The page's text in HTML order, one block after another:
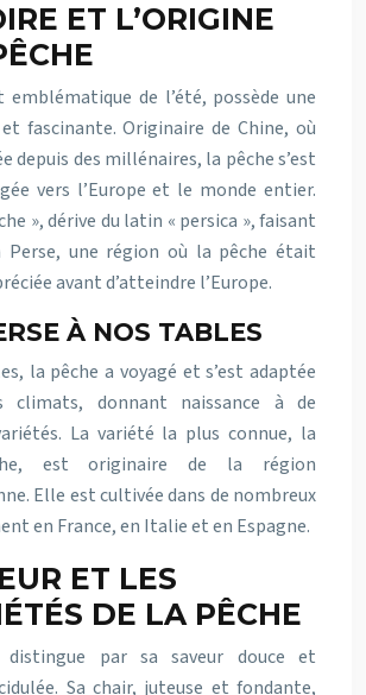
ET L’ORIGINE
emblématique de l’été, possède une
fascinante. Originaire de Chine, où
depuis des millénaires, la pêche s’est
vers l’Europe et le monde entier.
», dérive du latin « persica », faisant
Perse, une région où la pêche était
avant d’atteindre l’Europe.
À NOS TABLES
la pêche a voyagé et s’est adaptée
climats, donnant naissance à de
La variété la plus connue, la
est originaire de la région
Elle est cultivée dans de nombreux
en France, en Italie et en Espagne.
ET LES
DE LA PÊCHE
par sa saveur douce et
Sa chair, juteuse et fondante,